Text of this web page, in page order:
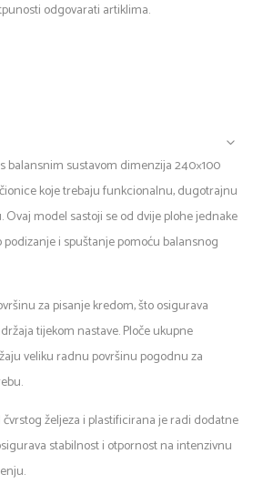
odgovarati artiklima.
balansnim sustavom dimenzija 240×100
koje trebaju funkcionalnu, dugotrajnu
Ovaj model sastoji se od dvije plohe jednake
i spuštanje pomoću balansnog
za pisanje kredom, što osigurava
tijekom nastave. Ploče ukupne
veliku radnu površinu pogodnu za
željeza i plastificirana je radi dodatne
stabilnost i otpornost na intenzivnu